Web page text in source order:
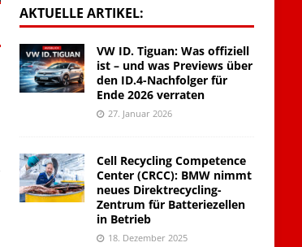
AKTUELLE ARTIKEL:
VW ID. Tiguan: Was offiziell
ist – und was Previews über
den ID.4-Nachfolger für
Ende 2026 verraten
27. Januar 2026
Cell Recycling Competence
Center (CRCC): BMW nimmt
neues Direktrecycling-
Zentrum für Batteriezellen
in Betrieb
18. Dezember 2025